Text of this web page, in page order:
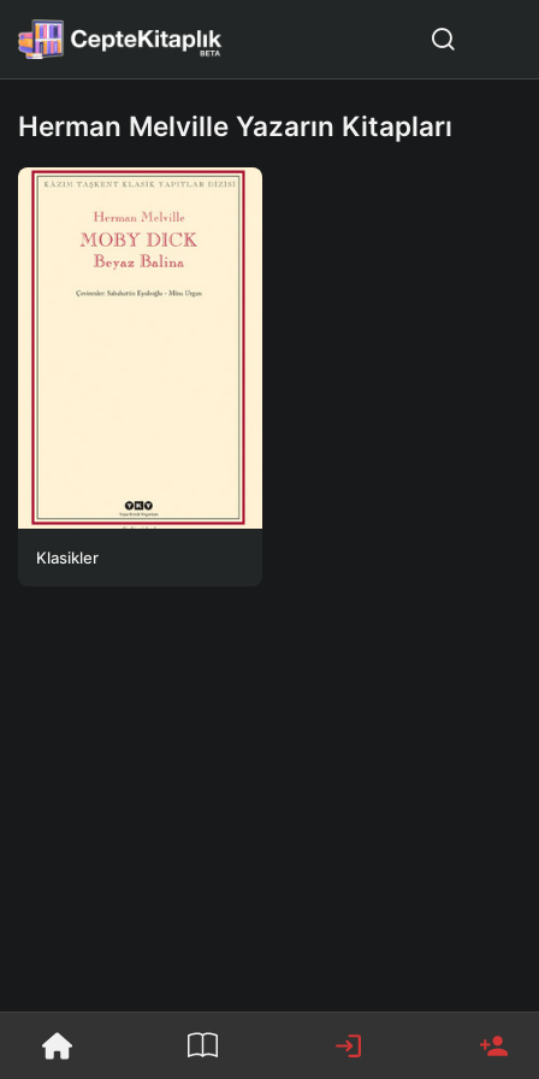
Herman Melville Yazarın Kitapları
Klasikler